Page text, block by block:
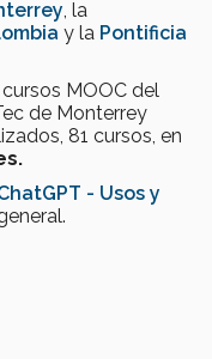
, la
y la Pontificia
MOOC del
de Monterrey
81 cursos, en
- Usos y